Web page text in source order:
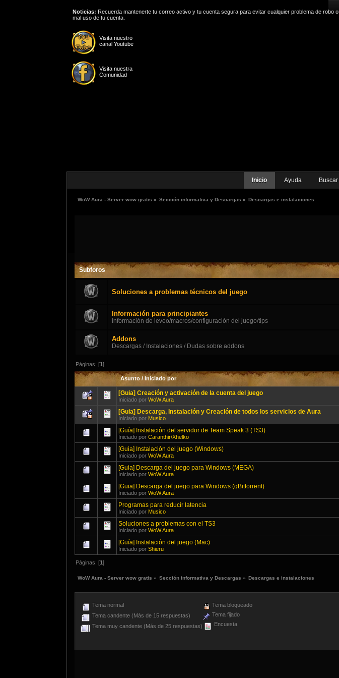
Visita nuestro
canal Youtube
Visita nuestra
Comunidad
Noticias: Recuerda mantenerte tu correo activo y tu cuenta segura para evitar cualquier problema de robo o
mal uso de tu cuenta.
Inicio Ayuda Buscar
WoW Aura - Server wow gratis » Sección informativa y Descargas » Descargas e instalaciones
Subforos
Soluciones a problemas técnicos del juego
Información para principiantes
Información de leveo/macros/configuración del juego/tips
Addons
Descargas / Instalaciones / Dudas sobre addons
Páginas: [1]
Asunto/ Iniciado por
[Guia] Creación y activación de la cuenta del juego
Iniciado por WoW Aura
[Guia] Descarga, Instalación y Creación de todos los servicios de Aura
Iniciado por Musico
[Guía] Instalación del servidor de Team Speak 3 (TS3)
Iniciado por Caranthir/Xhelko
[Guia] Instalación del juego (Windows)
Iniciado por WoW Aura
[Guia] Descarga del juego para Windows (MEGA)
Iniciado por WoW Aura
[Guia] Descarga del juego para Windows (qBittorrent)
Iniciado por WoW Aura
Programas para reducir latencia
Iniciado por Musico
Soluciones a problemas con el TS3
Iniciado por WoW Aura
[Guía] Instalación del juego (Mac)
Iniciado por Shieru
Páginas: [1]
WoW Aura - Server wow gratis » Sección informativa y Descargas » Descargas e instalaciones
Tema normal
Tema candente (Más de 15 respuestas)
Tema muy candente (Más de 25 respuestas)
Tema bloqueado
Tema fijado
Encuesta